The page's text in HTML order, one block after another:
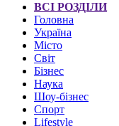
ВСІ РОЗДІЛИ
Головна
Україна
Місто
Світ
Бізнес
Наука
Шоу-бізнес
Спорт
Lifestyle